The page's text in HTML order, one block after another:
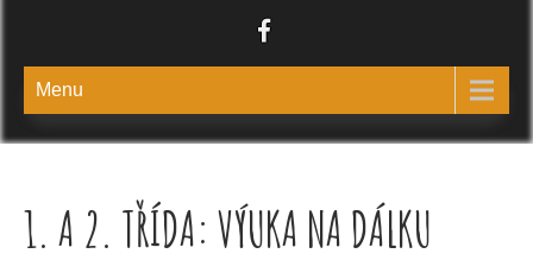
Menu
1. A 2. TŘÍDA: VÝUKA NA DÁLKU